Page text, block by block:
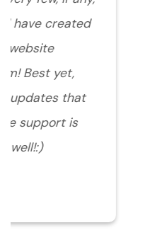
things! I
flatsome
are great!